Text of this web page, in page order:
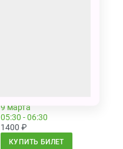
9 марта
05:30 - 06:30
1400 ₽
КУПИТЬ БИЛЕТ